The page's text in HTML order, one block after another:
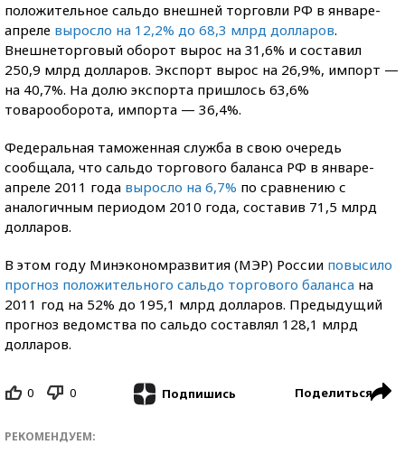
положительное сальдо внешней торговли РФ в январе-
апреле выросло на 12,2% до 68,3 млрд долларов.
Внешнеторговый оборот вырос на 31,6% и составил
250,9 млрд долларов. Экспорт вырос на 26,9%, импорт —
на 40,7%. На долю экспорта пришлось 63,6%
товарооборота, импорта — 36,4%.
Федеральная таможенная служба в свою очередь
сообщала, что сальдо торгового баланса РФ в январе-
апреле 2011 года выросло на 6,7% по сравнению с
аналогичным периодом 2010 года, составив 71,5 млрд
долларов.
В этом году Минэкономразвития (МЭР) России повысило
прогноз положительного сальдо торгового баланса на
2011 год на 52% до 195,1 млрд долларов. Предыдущий
прогноз ведомства по сальдо составлял 128,1 млрд
долларов.
0 0 Подпишись Поделиться
РЕКОМЕНДУЕМ: